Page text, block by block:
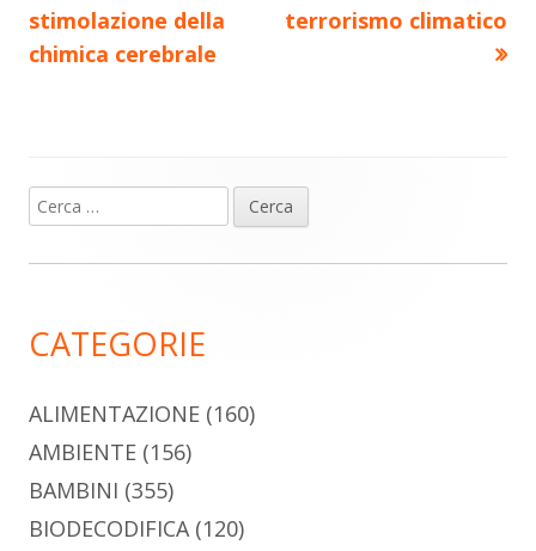
articoli
articolo:
stimolazione della
chimica cerebrale
articolo:
terrorismo climatico
Barra
laterale
Ricerca
per:
CATEGORIE
ALIMENTAZIONE (160)
AMBIENTE (156)
BAMBINI (355)
BIODECODIFICA(120)